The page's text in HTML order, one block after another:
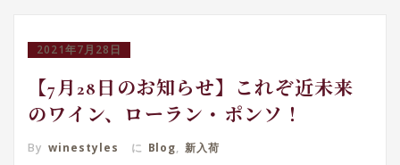
2021年7月28日
【7月28日のお知らせ】これぞ近未来
のワイン、ローラン・ポンソ！
By winestyles に Blog, 新入荷